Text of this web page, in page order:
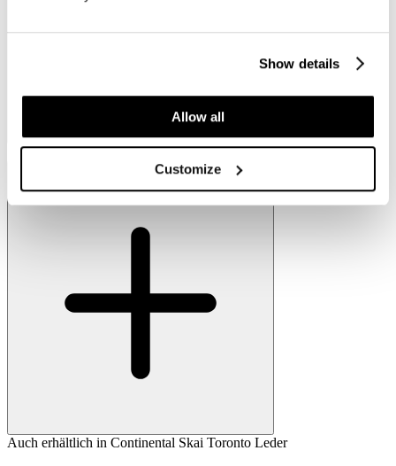
Show details
Allow all
Customize
Stabile Unterstützung des Nackens
Auch erhältlich in Continental Skai Toronto Leder
Auch erhältlich in Continental Skai Toronto Leder